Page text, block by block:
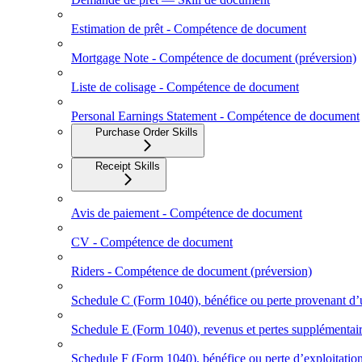
Estimation de prêt - Compétence de document
Mortgage Note - Compétence de document (préversion)
Liste de colisage - Compétence de document
Personal Earnings Statement - Compétence de document
Purchase Order Skills
Receipt Skills
Avis de paiement - Compétence de document
CV - Compétence de document
Riders - Compétence de document (préversion)
Schedule C (Form 1040), bénéfice ou perte provenant
Schedule E (Form 1040), revenus et pertes
Schedule F (Form 1040), bénéfice ou perte